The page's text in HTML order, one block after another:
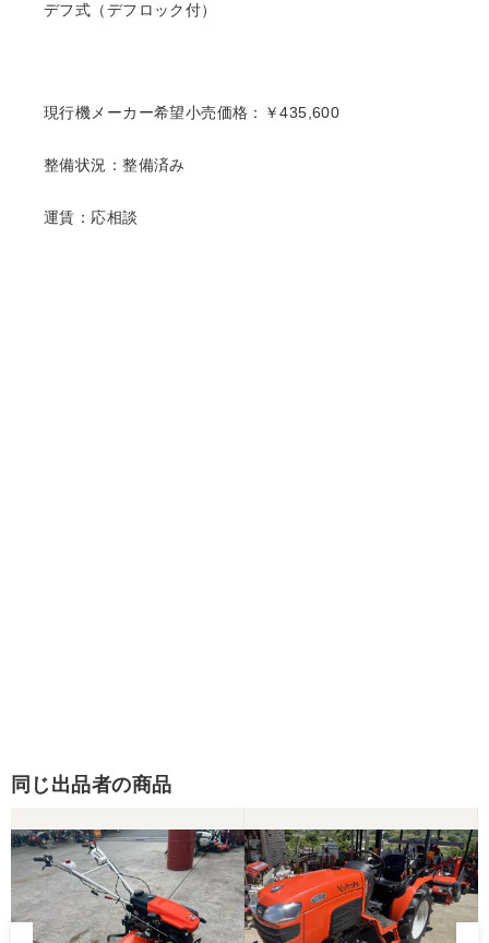
デフ式（デフロック付）
現行機メーカー希望小売価格：￥435,600
整備状況：整備済み
運賃：応相談
同じ出品者の商品